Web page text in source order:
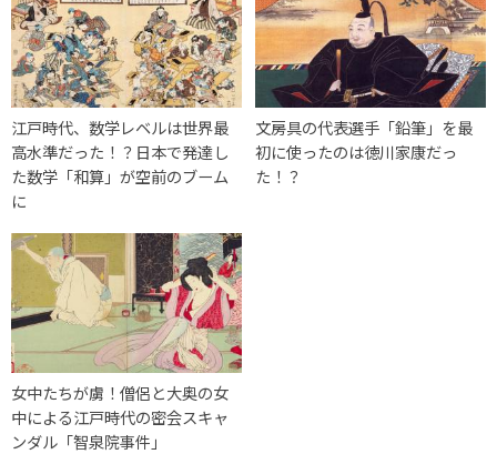
江戸時代、数学レベルは世界最
高水準だった！？日本で発達し
た数学「和算」が空前のブーム
に
文房具の代表選手「鉛筆」を最
初に使ったのは徳川家康だっ
た！？
女中たちが虜！僧侶と大奥の女
中による江戸時代の密会スキャ
ンダル「智泉院事件」